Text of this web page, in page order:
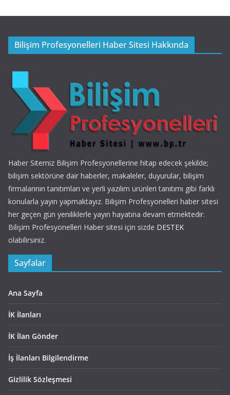
Bilişim Profesyonelleri Haber Sitesi Hakkında
Haber Sitemiz Bilişim Profesyonellerine hitap edecek şekilde;
bilişim sektörüne dair haberler, makaleler, duyurular, bilişim
firmalarının tanıtımları ve yerli yazılım ürünleri tanıtımı gibi farklı
konularla yayın yapmaktayız. Bilişim Profesyonelleri haber sitesi
her geçen gün yeniliklerle yayın hayatına devam etmektedir.
Bilişim Profesyonelleri Haber sitesi için sizde DESTEK
olabilirsiniz.
Sayfalar
Ana Sayfa
İK İlanları
İK İlan Gönder
İş İlanları Bilgilendirme
Gizlilik Sözleşmesi